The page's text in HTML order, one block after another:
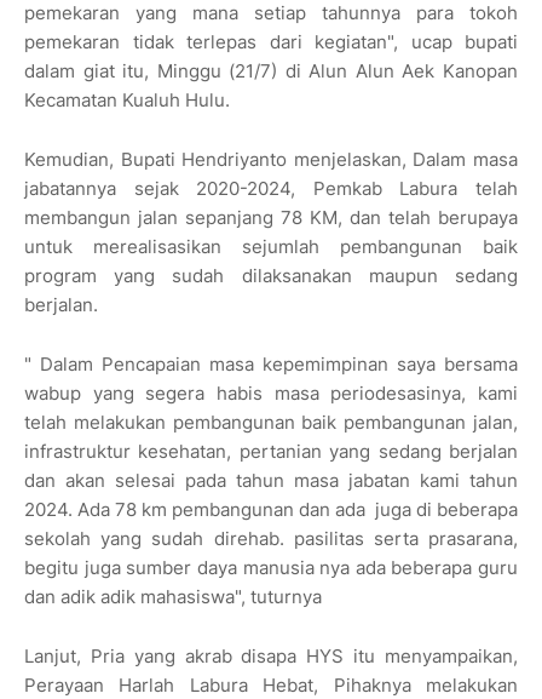
pemekaran yang mana setiap tahunnya para tokoh
pemekaran tidak terlepas dari kegiatan", ucap bupati
dalam giat itu, Minggu (21/7) di Alun Alun Aek Kanopan
Kecamatan Kualuh Hulu.
Kemudian, Bupati Hendriyanto menjelaskan, Dalam masa
jabatannya sejak 2020-2024, Pemkab Labura telah
membangun jalan sepanjang 78 KM, dan telah berupaya
untuk merealisasikan sejumlah pembangunan baik
program yang sudah dilaksanakan maupun sedang
berjalan.
" Dalam Pencapaian masa kepemimpinan saya bersama
wabup yang segera habis masa periodesasinya, kami
telah melakukan pembangunan baik pembangunan jalan,
infrastruktur kesehatan, pertanian yang sedang berjalan
dan akan selesai pada tahun masa jabatan kami tahun
2024. Ada 78 km pembangunan dan ada juga di beberapa
sekolah yang sudah direhab. pasilitas serta prasarana,
begitu juga sumber daya manusia nya ada beberapa guru
dan adik adik mahasiswa", tuturnya
Lanjut, Pria yang akrab disapa HYS itu menyampaikan,
Perayaan Harlah Labura Hebat, Pihaknya melakukan